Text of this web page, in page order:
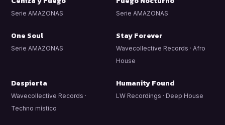
Serie AMAZONAS Serie AMAZONAS
One Soul
Serie AMAZONAS
Stay Forever
Wavecollective Records · Afro
House
Despierta
Wavecollective Records ·
Techno místico
Humanity Found
LW Recordings · Deep House